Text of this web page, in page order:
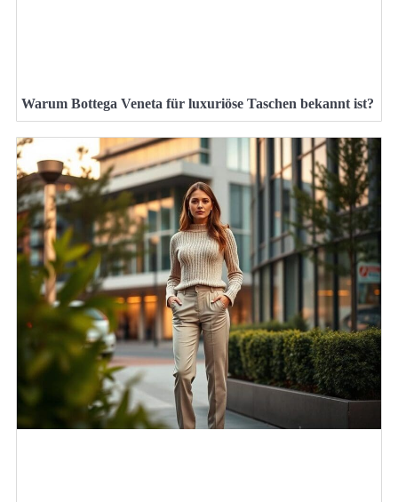
Warum Bottega Veneta für luxuriöse Taschen bekannt ist?